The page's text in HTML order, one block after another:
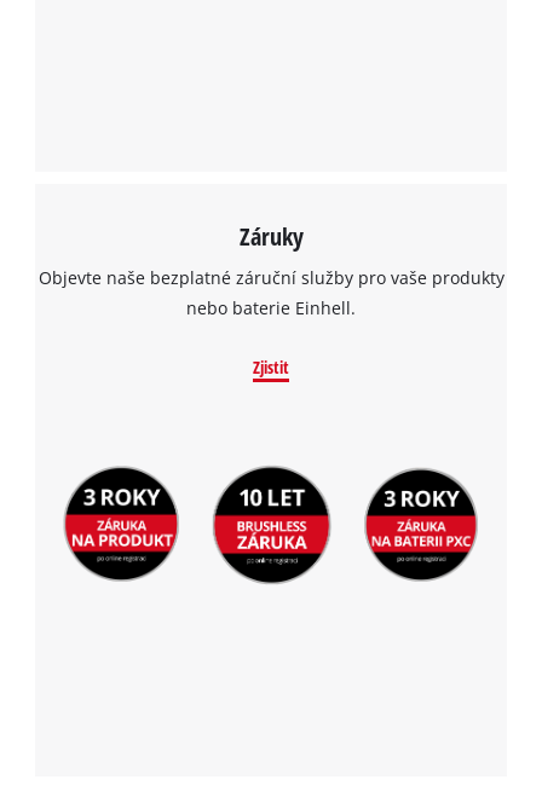
Záruky
Objevte naše bezplatné záruční služby pro vaše produkty
nebo baterie Einhell.
Zjistit